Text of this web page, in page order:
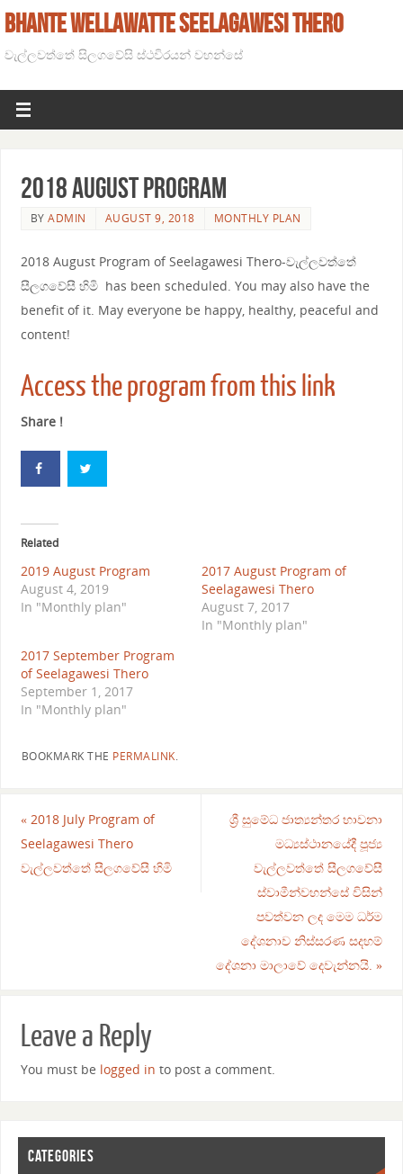
BHANTE WELLAWATTE SEELAGAWESI THERO
වැල්ලවත්තේ සිලගවේසි ස්ථවිරයන් වහන්සේ
2018 August Program
BYADMIN AUGUST 9, 2018 MONTHLY PLAN
2018 August Program of Seelagawesi Thero-වැල්ලවත්තේ
සීලගවේසී හිමි has been scheduled. You may also have the
benefit of it. May everyone be happy, healthy, peaceful and
content!
Access the program from this link
Share !
Related
2019 August Program
August 4, 2019
In "Monthly plan"
2017 August Program of
Seelagawesi Thero
August 7, 2017
In "Monthly plan"
2017 September Program
of Seelagawesi Thero
September 1, 2017
In "Monthly plan"
BOOKMARK THE PERMALINK.
«2018 July Program of
Seelagawesi Thero
වැල්ලවත්තේ සීලගවේසී හිමි
ශ්‍රී සුමේධ ජාත්‍යන්තර භාවනා
මධ්‍යස්ථානයේදී පූජ්‍ය
වැල්ලවත්තේ සීලගවේසී
ස්වාමීන්වහන්සේ විසින්
පවත්වන ලද මෙම ධර්ම
දේශනාව නිස්සරණ සදහම්
දේශනා මාලාවේ දෙවැන්නයි.»
Leave a Reply
You must be logged in to post a comment.
CATEGORIES